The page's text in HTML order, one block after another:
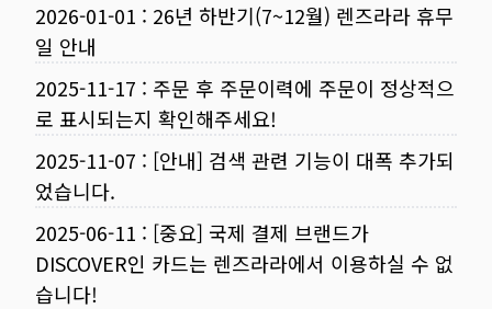
2026-01-01 : 26년 하반기(7~12월) 렌즈라라 휴무
일 안내
2025-11-17 : 주문 후 주문이력에 주문이 정상적으
로 표시되는지 확인해주세요!
2025-11-07 : [안내] 검색 관련 기능이 대폭 추가되
었습니다.
2025-06-11 : [중요] 국제 결제 브랜드가
DISCOVER인 카드는 렌즈라라에서 이용하실 수 없
습니다!